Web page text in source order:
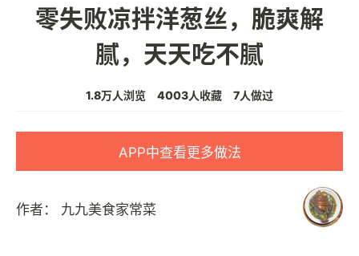
零失败凉拌洋葱丝，脆爽解
腻，天天吃不腻
1.8万人浏览 4003人收藏 7人做过
APP中查看更多做法
作者： 九九美食家常菜